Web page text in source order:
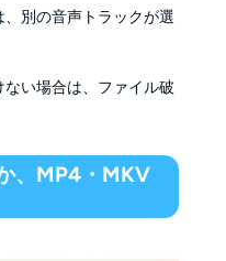
別の音声トラックが選
い場合は、ファイル破
、MP4・MKV